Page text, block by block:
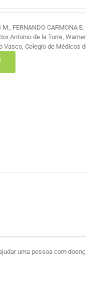
FERNANDO CARMONA
Antonio de la Torre,
Vasco, Colegio de Médicos
uma pessoa com